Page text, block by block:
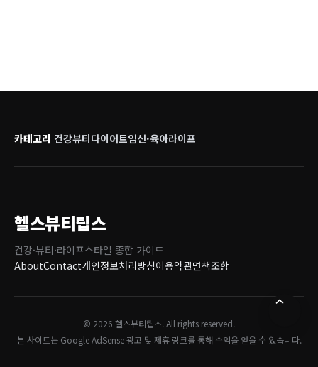
카테고리 건강뷰티다이어트임신·육아라이프
헬스뷰티팁스
건강·뷰티·라이프스타일 종합 가이드
AboutContact개인정보처리방침이용약관면책조항
© 2026 헬스뷰티팁스. All rights reserved.
본 사이트는 Google AdSense 광고 및 제휴 링크를 통해 수익을 얻을 수 있습니다.